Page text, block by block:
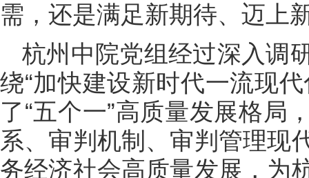
需，还是满足新期待、迈上
杭州中院党组经过深入调
绕“加快建设新时代一流现
了“五个一”高质量发展格局
系、审判机制、审判管理现
务经济社会高质量发展，为